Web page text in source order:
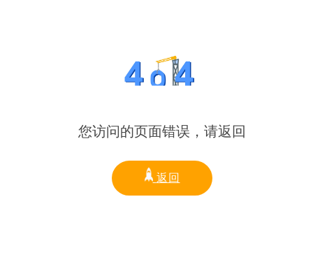
您访问的页面错误，请返回
返回